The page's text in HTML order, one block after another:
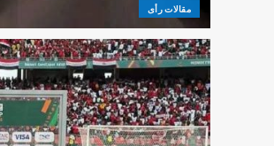
مقالات رأى